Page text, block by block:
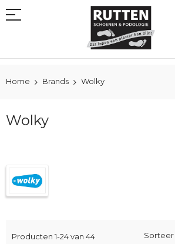
naar
Home Brands Wolky
Wolky
Producten 1-24van 44 Sorteer